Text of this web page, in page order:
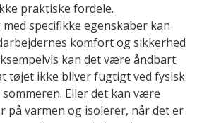
praktiske fordele.
specifikke egenskaber kan
komfort og sikkerhed
kan det være åndbart
tøjet ikke bliver fugtigt ved fysisk
Eller det kan være
på varmen og isolerer, når det er